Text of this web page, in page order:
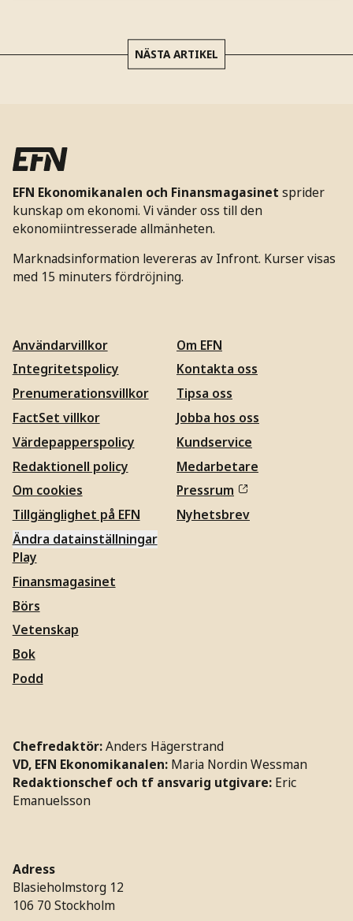
NÄSTA ARTIKEL
EFN Ekonomikanalen och Finansmagasinet sprider
kunskap om ekonomi. Vi vänder oss till den
ekonomiintresserade allmänheten.
Marknadsinformation levereras av Infront. Kurser visas
med 15 minuters fördröjning.
Användarvillkor
Integritetspolicy
Prenumerationsvillkor
FactSet villkor
Värdepapperspolicy
Redaktionell policy
Om cookies
Tillgänglighet på EFN
Ändra datainställningar
Om EFN
Kontakta oss
Tipsa oss
Jobba hos oss
Kundservice
Medarbetare
Pressrum
Nyhetsbrev
Play
Finansmagasinet
Börs
Vetenskap
Bok
Podd
Chefredaktör:Anders Hägerstrand
VD, EFN Ekonomikanalen: Maria Nordin Wessman
Redaktionschef och tf ansvarig utgivare: Eric
Emanuelsson
Adress
Blasieholmstorg 12
106 70 Stockholm